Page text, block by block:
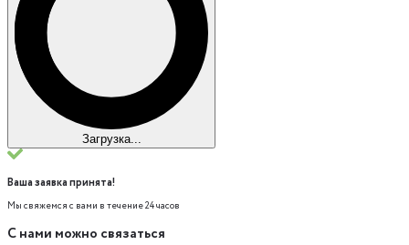
Загрузка...
Ваша заявка принята!
Мы свяжемся с вами в течение 24 часов
С нами можно связаться